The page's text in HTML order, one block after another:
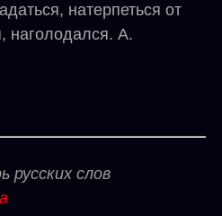
натерпеться от
наголодался. А.
русских слов